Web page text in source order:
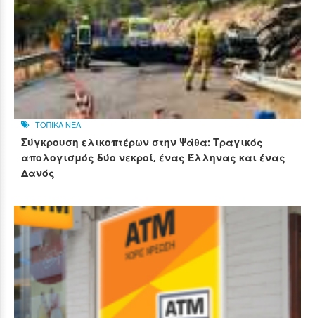
ΤΟΠΙΚΑ ΝΕΑ
Σύγκρουση ελικοπτέρων στην Ψάθα: Τραγικός
απολογισμός δύο νεκροί, ένας Έλληνας και ένας
Δανός